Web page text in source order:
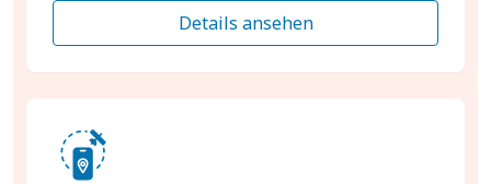
Details ansehen